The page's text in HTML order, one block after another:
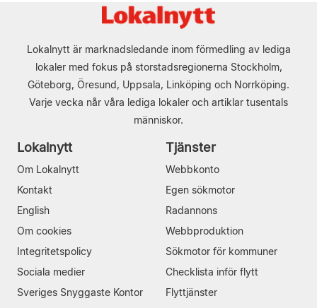
Lokalnytt är marknadsledande inom förmedling av lediga
lokaler med fokus på storstadsregionerna Stockholm,
Göteborg, Öresund, Uppsala, Linköping och Norrköping.
Varje vecka når våra lediga lokaler och artiklar tusentals
människor.
Lokalnytt
Om Lokalnytt
Kontakt
English
Om cookies
Integritetspolicy
Sociala medier
Sveriges Snyggaste Kontor
Tjänster
Webbkonto
Egen sökmotor
Radannons
Webbproduktion
Sökmotor för kommuner
Checklista inför flytt
Flyttjänster